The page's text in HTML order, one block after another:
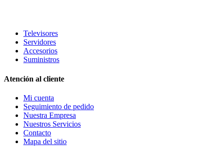
Televisores
Servidores
Accesorios
Suministros
Atención al cliente
Mi cuenta
Seguimiento de pedido
Nuestra Empresa
Nuestros Servicios
Contacto
Mapa del sitio